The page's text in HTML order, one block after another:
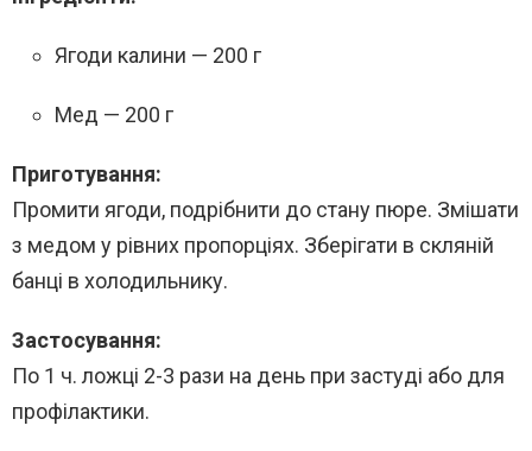
Ягоди калини — 200 г
Мед — 200 г
Приготування:
Промити ягоди, подрібнити до стану пюре. Змішати
з медом у рівних пропорціях. Зберігати в скляній
банці в холодильнику.
Застосування:
По 1 ч. ложці 2-3 рази на день при застуді або для
профілактики.